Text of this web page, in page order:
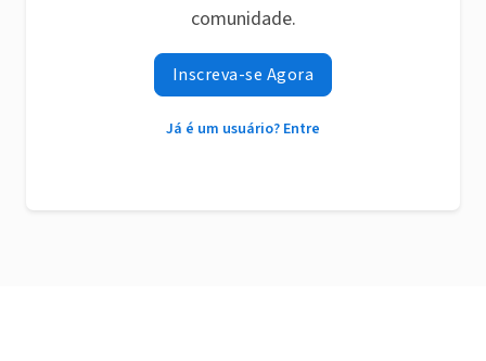
comunidade.
Inscreva-se Agora
Já é um usuário? Entre